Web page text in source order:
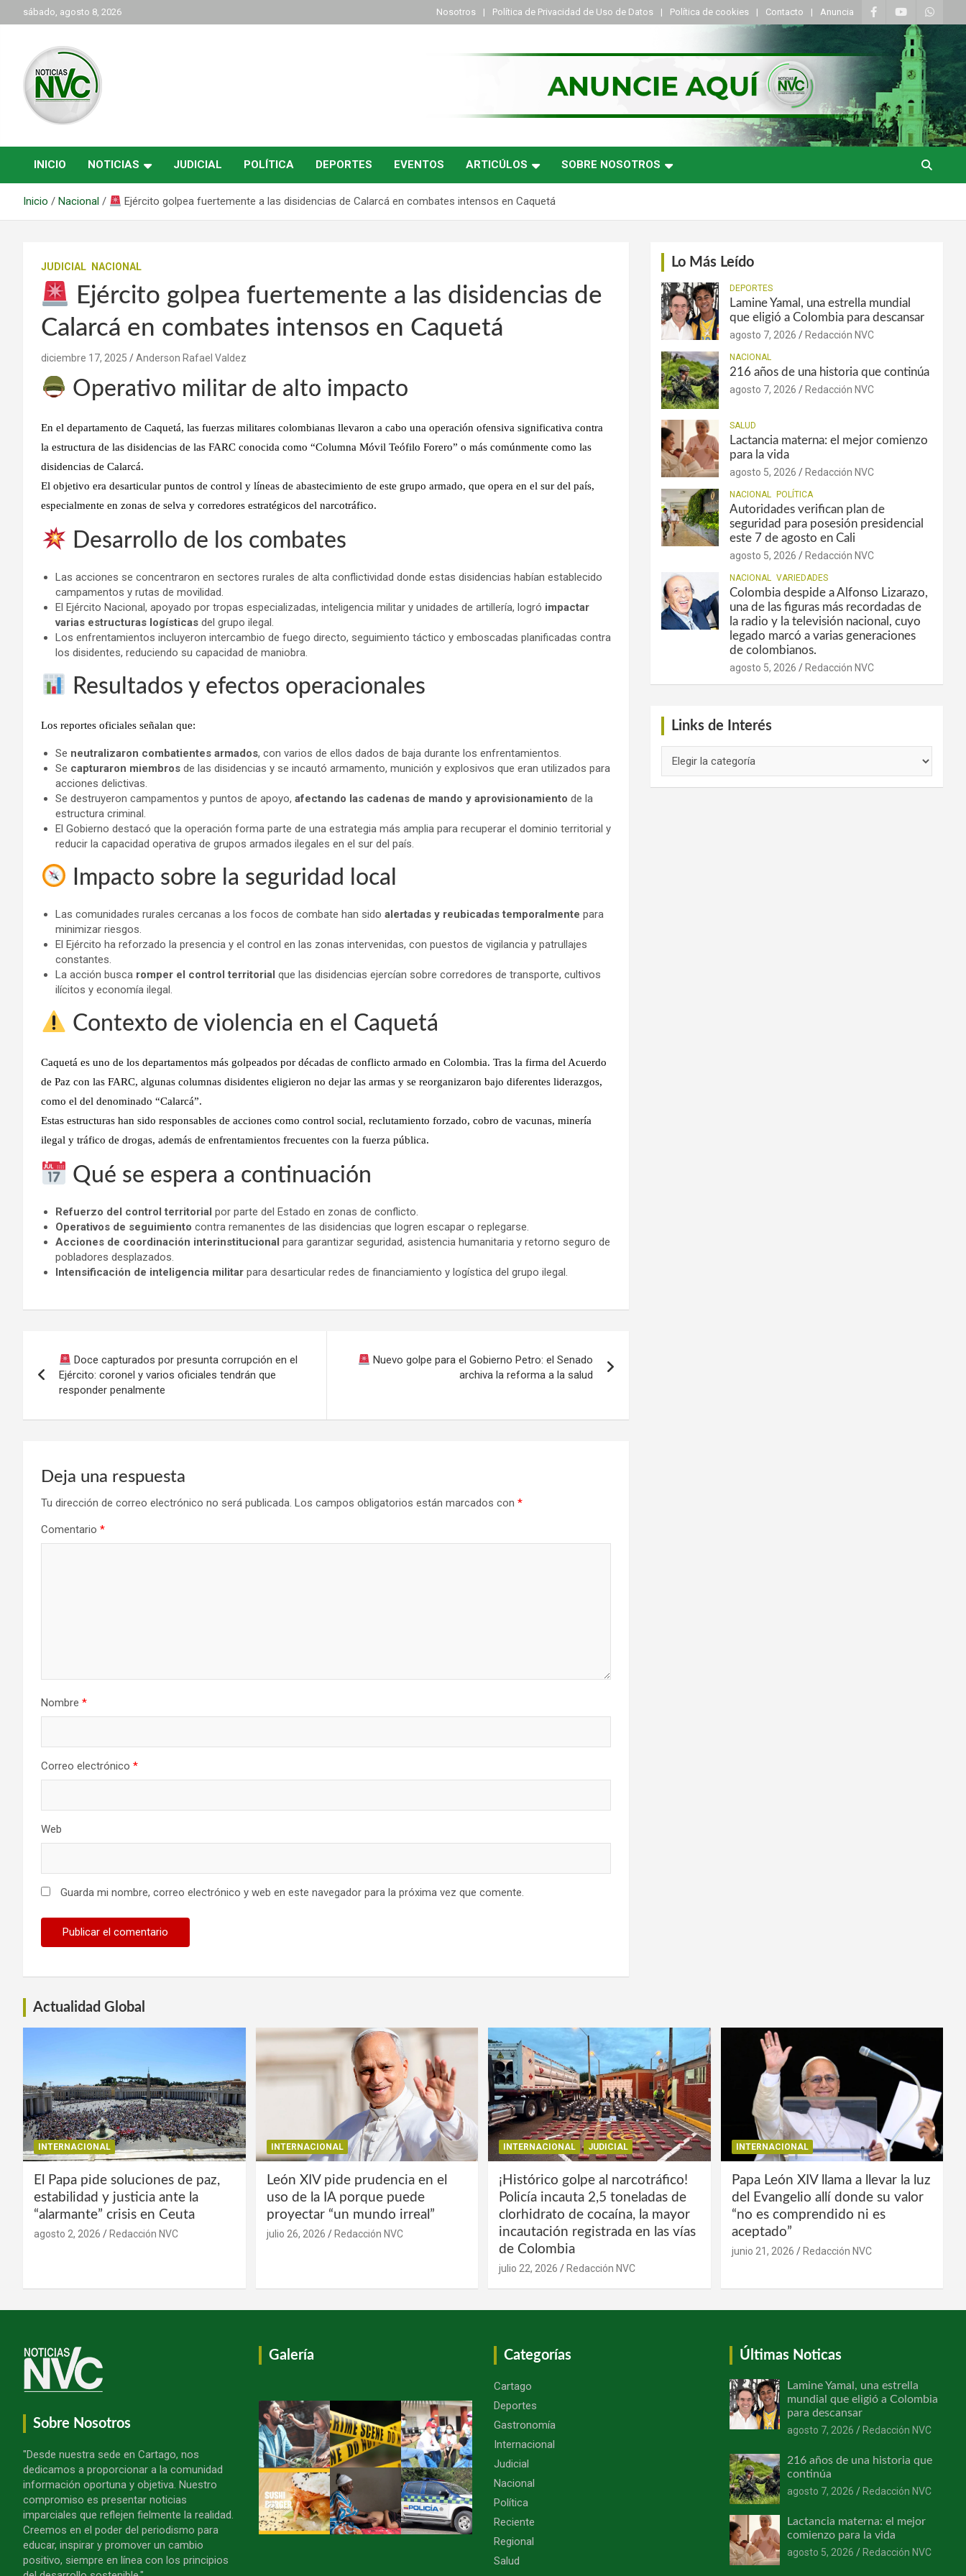
al
sábado, agosto 8, 2026 Nosotros Política de Privacidad de Uso de Datos Política de cookies Contacto Anuncia
NVC Noticias
INICIO NOTICIAS JUDICIAL POLÍTICA DEPORTES EVENTOS ARTICÚLOS SOBRE NOSOTROS
Inicio Nacional Ejército golpea fuertemente a las disidencias de Calarcá en combates intensos en Caquetá
JUDICIAL NACIONAL
Ejército golpea fuertemente a las disidencias de
Calarcá en combates intensos en Caquetá
diciembre 17, 2025 Anderson Rafael Valdez
Operativo militar de alto impacto
En el departamento de Caquetá, las fuerzas militares colombianas llevaron a cabo una operación ofensiva significativa contra
la estructura de las disidencias de las FARC conocida como “Columna Móvil Teófilo Forero” o más comúnmente como las
disidencias de Calarcá.
El objetivo era desarticular puntos de control y líneas de abastecimiento de este grupo armado, que opera en el sur del país,
especialmente en zonas de selva y corredores estratégicos del narcotráfico.
Desarrollo de los combates
Las acciones se concentraron en sectores rurales de alta conflictividad donde estas disidencias habían establecido
campamentos y rutas de movilidad.
El Ejército Nacional, apoyado por tropas especializadas, inteligencia militar y unidades de artillería, logró impactar
varias estructuras logísticas del grupo ilegal.
Los enfrentamientos incluyeron intercambio de fuego directo, seguimiento táctico y emboscadas planificadas contra
los disidentes, reduciendo su capacidad de maniobra.
Resultados y efectos operacionales
Los reportes oficiales señalan que:
Se neutralizaron combatientes armados, con varios de ellos dados de baja durante los enfrentamientos.
Se capturaron miembros de las disidencias y se incautó armamento, munición y explosivos que eran utilizados para
acciones delictivas.
Se destruyeron campamentos y puntos de apoyo, afectando las cadenas de mando y aprovisionamiento de la
estructura criminal.
El Gobierno destacó que la operación forma parte de una estrategia más amplia para recuperar el dominio territorial y
reducir la capacidad operativa de grupos armados ilegales en el sur del país.
Impacto sobre la seguridad local
Las comunidades rurales cercanas a los focos de combate han sido alertadas y reubicadas temporalmente para
minimizar riesgos.
El Ejército ha reforzado la presencia y el control en las zonas intervenidas, con puestos de vigilancia y patrullajes
constantes.
La acción busca romper el control territorial que las disidencias ejercían sobre corredores de transporte, cultivos
ilícitos y economía ilegal.
Contexto de violencia en el Caquetá
Caquetá es uno de los departamentos más golpeados por décadas de conflicto armado en Colombia. Tras la firma del Acuerdo
de Paz con las FARC, algunas columnas disidentes eligieron no dejar las armas y se reorganizaron bajo diferentes liderazgos,
como el del denominado “Calarcá”.
Estas estructuras han sido responsables de acciones como control social, reclutamiento forzado, cobro de vacunas, minería
ilegal y tráfico de drogas, además de enfrentamientos frecuentes con la fuerza pública.
Qué se espera a continuación
Refuerzo del control territorial por parte del Estado en zonas de conflicto.
Operativos de seguimiento contra remanentes de las disidencias que logren escapar o replegarse.
Acciones de coordinación interinstitucional para garantizar seguridad, asistencia humanitaria y retorno seguro de
pobladores desplazados.
Intensificación de inteligencia militar para desarticular redes de financiamiento y logística del grupo ilegal.
de
entradas
Doce capturados por presunta corrupción en el
Ejército: coronel y varios oficiales tendrán que
responder penalmente
Nuevo golpe para el Gobierno Petro: el Senado
archiva la reforma a la salud
Deja una respuesta
Tu dirección de correo electrónico no será publicada. Los campos obligatorios están marcados con *
Comentario *
Nombre *
Correo electrónico *
Web
Guarda mi nombre, correo electrónico y web en este navegador para la próxima vez que comente.
Lo Más Leído
DEPORTES
Lamine Yamal, una estrella mundial
que eligió a Colombia para descansar
agosto 7, 2026 Redacción NVC
NACIONAL
216 años de una historia que continúa
agosto 7, 2026 Redacción NVC
SALUD
Lactancia materna: el mejor comienzo
para la vida
agosto 5, 2026 Redacción NVC
NACIONAL POLÍTICA
Autoridades verifican plan de
seguridad para posesión presidencial
este 7 de agosto en Cali
agosto 5, 2026 Redacción NVC
NACIONAL VARIEDADES
Colombia despide a Alfonso Lizarazo,
una de las figuras más recordadas de
la radio y la televisión nacional, cuyo
legado marcó a varias generaciones
de colombianos.
agosto 5, 2026 Redacción NVC
Links de Interés
de
Actualidad Global
INTERNACIONAL
El Papa pide soluciones de paz,
estabilidad y justicia ante la
“alarmante” crisis en Ceuta
agosto 2, 2026 Redacción NVC
INTERNACIONAL
León XIV pide prudencia en el
uso de la IA porque puede
proyectar “un mundo irreal”
julio 26, 2026 Redacción NVC
INTERNACIONAL JUDICIAL
¡Histórico golpe al narcotráfico!
Policía incauta 2,5 toneladas de
clorhidrato de cocaína, la mayor
incautación registrada en las vías
de Colombia
julio 22, 2026 Redacción NVC
INTERNACIONAL
Papa León XIV llama a llevar la luz
del Evangelio allí donde su valor
“no es comprendido ni es
aceptado”
junio 21, 2026 Redacción NVC
Sobre Nosotros
"Desde nuestra sede en Cartago, nos
dedicamos a proporcionar a la comunidad
información oportuna y objetiva. Nuestro
compromiso es presentar noticias
imparciales que reflejen fielmente la realidad.
Creemos en el poder del periodismo para
educar, inspirar y promover un cambio
positivo, siempre en línea con los principios
Galería Categorías
Cartago
Deportes
Gastronomía
Internacional
Judicial
Nacional
Política
Reciente
Regional
Salud
Últimas Noticas
Lamine Yamal, una estrella
mundial que eligió a Colombia
para descansar
agosto 7, 2026
Redacción NVC
216 años de una historia que
continúa
agosto 7, 2026
Redacción NVC
Lactancia materna: el mejor
comienzo para la vida
agosto 5, 2026
Redacción NVC